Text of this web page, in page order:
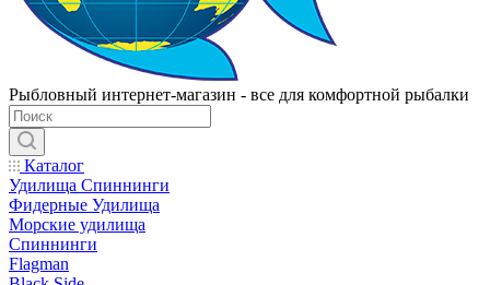
Рыбловный интернет-магазин - все для комфортной рыбалки
Каталог
Удилища Спиннинги
Фидерные Удилища
Морские удилища
Спиннинги
Flagman